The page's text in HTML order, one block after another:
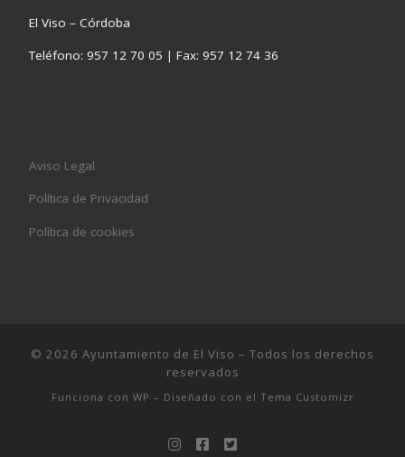
El Viso – Córdoba
Teléfono: 957 12 70 05 | Fax: 957 12 74 36
Aviso Legal
Política de Privacidad
Política de cookies
© 2026 Ayuntamiento de El Viso – Todos los derechos
reservados
Funciona con WP – Diseñado con el Tema Customizr